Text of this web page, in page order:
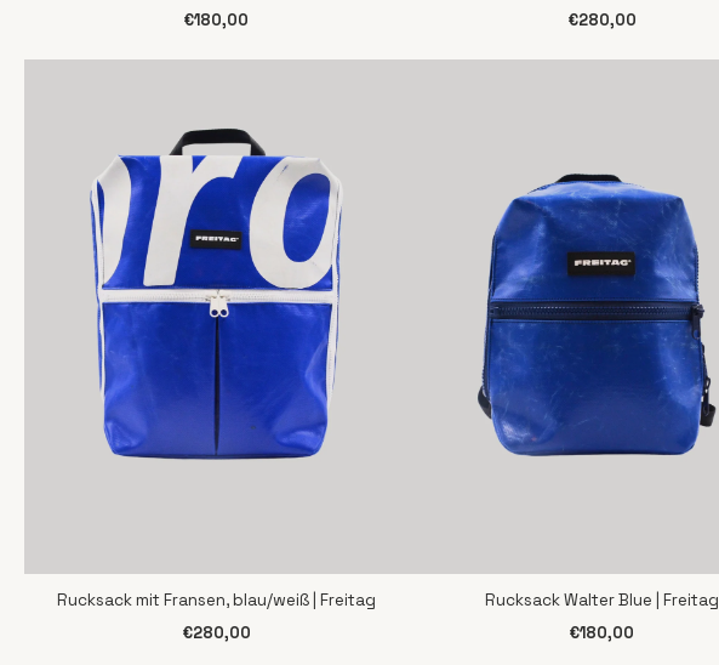
€180,00
€280,00
SCHNELLANSICHT
Rucksack mit Fransen, blau/weiß | Freitag
€280,00
SCHNELLANSICHT
Rucksack Walter Blue | Freitag
€180,00